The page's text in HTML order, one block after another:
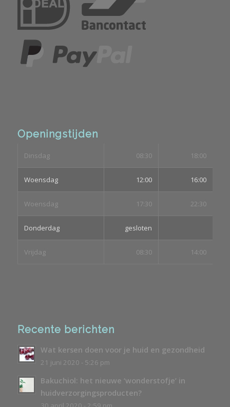
Openingstijden
Dinsdag 08:30 18:00
Woensdag 12:00 16:00
Woensdag 17:30 22:30
Donderdag gesloten
Vrijdag 08:30 14:00
Recente berichten
Wat kersen doen voor je huid en gezondheid
21 juni 2020 - 5:26 pm
Bakuchiol: het nieuwe ‘wonderstofje’ in
huidverzorgingsproducten?